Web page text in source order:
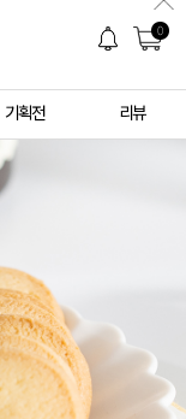
0
기획전 리뷰